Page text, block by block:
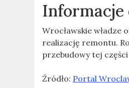
Informacje
Wrocławskie władze
realizację remontu.
przebudowy tej
Źródło: Portal